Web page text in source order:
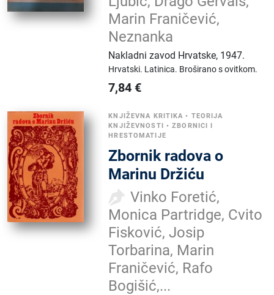
Marin Franičević,
Neznanka
Nakladni zavod Hrvatske, 1947.
Hrvatski. Latinica. Broširano s ovitkom.
7,84 €
KNJIŽEVNA KRITIKA • TEORIJA
KNJIŽEVNOSTI •ZBORNICI I
HRESTOMATIJE
Zbornik radova o
Marinu Držiću
Vinko Foretić,
Monica Partridge, Cvito
Fisković, Josip
Torbarina, Marin
Franičević, Rafo
Bogišić,...